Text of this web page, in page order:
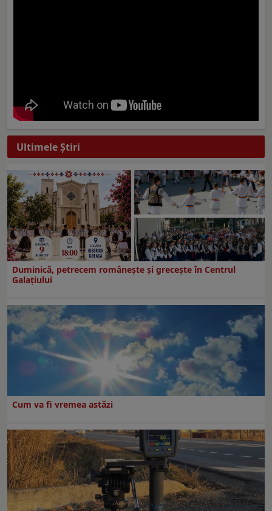
Ultimele Ştiri
Duminică, petrecem româneşte şi greceşte în Centrul
Galaţiului
Cum va fi vremea astăzi